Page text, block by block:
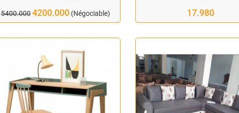
5400.000 4200.000(Négociable) 17.980